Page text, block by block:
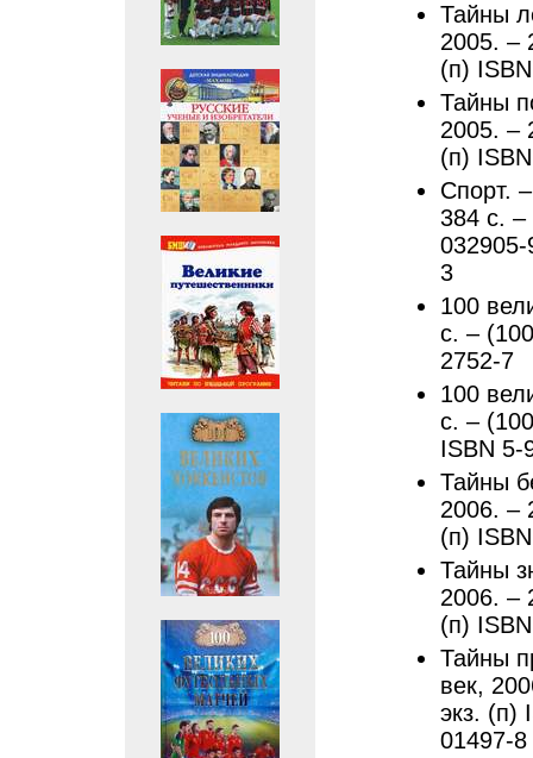
Тайны
2005. –
(п)
Тайны
2005. –
(п)
Спорт.
384 с.
3
100
с. –
2752-7
100
с. –
ISBN 5-
Тайны
2006. –
(п)
Тайны
2006. –
(п)
Тайны
век,
экз. (п)
01497-8